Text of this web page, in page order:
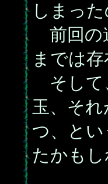
しまっ
前回の
までは存
そして
玉、そ
つ、と
たかもし